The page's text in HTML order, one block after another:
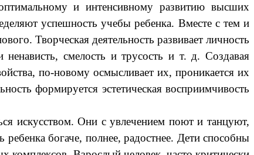
оптимальному и интенсивному развитию высших
успешность учебы ребенка. Вместе с тем и
Творческая деятельность развивает личность
смелость и трусость и т. д. Создавая
по-новому осмысливает их, проникается их
формируется эстетическая восприимчивость
искусством. Они с увлечением поют и танцуют,
богаче, полнее, радостнее. Дети способны